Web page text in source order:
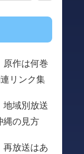
原作は何巻
リンク集
地域別放送
縄の見方
再放送はあ